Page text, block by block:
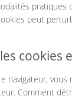
peut
cookies
navigateur,
Comment